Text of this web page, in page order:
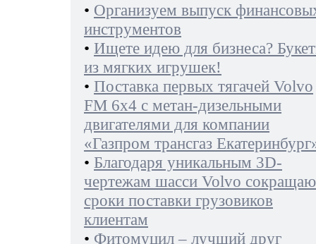
• Организуем выпуск
инструментов
• Ищете идею для бизнеса?
из мягких игрушек!
• Поставка первых тягачей Volvo
FM 6х4 с метан-дизельными
двигателями для компании
«Газпром трансгаз
• Благодаря уникальным 3D-
чертежам шасси Volvo
сроки поставки грузовиков
клиентам
• Фитомуцил – лучший друг